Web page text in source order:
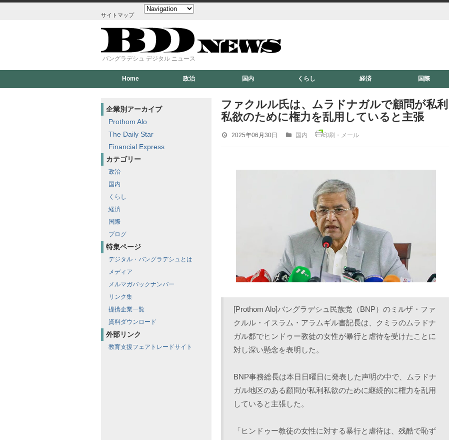
サイトマップ
バングラデシュ デジタル ニュース
Home 政治 国内 くらし 経済 国際
企業別アーカイブ
Prothom Alo
The Daily Star
Financial Express
カテゴリー
政治
国内
くらし
経済
国際
ブログ
特集ページ
デジタル・バングラデシュとは
メディア
メルマガバックナンバー
リンク集
提携企業一覧
資料ダウンロード
外部リンク
教育支援フェアトレードサイト
ファクルル氏は、ムラドナガルで顧問が私利
私欲のために権力を乱用していると主張
2025年06月30日 国内 印刷・メール
[Prothom Alo]バングラデシュ民族党（BNP）のミルザ・ファ
クルル・イスラム・アラムギル書記長は、クミラのムラドナ
ガル郡でヒンドゥー教徒の女性が暴行と虐待を受けたことに
対し深い懸念を表明した。
BNP事務総長は本日日曜日に発表した声明の中で、ムラドナ
ガル地区のある顧問が私利私欲のために継続的に権力を乱用
していると主張した。
「ヒンドゥー教徒の女性に対する暴行と虐待は、残酷で恥ず